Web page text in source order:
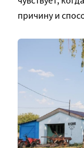
причину и